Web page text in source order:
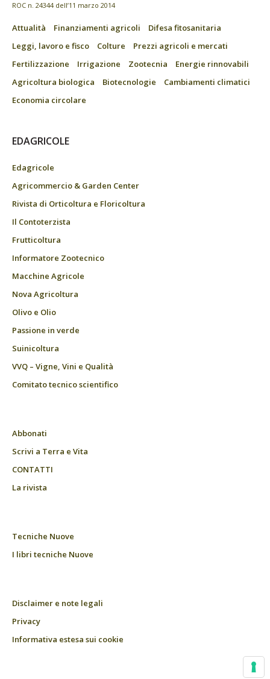
ROC n. 24344 dell’11 marzo 2014
Attualità Finanziamenti agricoli
Difesa fitosanitaria
Leggi, lavoro e fisco
Colture
Prezzi agricoli e mercati
Fertilizzazione
Irrigazione Zootecnia
Energie rinnovabili
Agricoltura biologica
Biotecnologie
Cambiamenti climatici
Economia circolare
EDAGRICOLE
Edagricole
Agricommercio & Garden Center
Rivista di Orticoltura e Floricoltura
Il Contoterzista
Frutticoltura
Informatore Zootecnico
Macchine Agricole
Nova Agricoltura
Olivo e Olio
Passione in verde
Suinicoltura
VVQ – Vigne, Vini e Qualità
Comitato tecnico scientifico
Abbonati
Scrivi a Terra e Vita
CONTATTI
La rivista
Tecniche Nuove
I libri tecniche Nuove
Disclaimer e note legali
Privacy
Informativa estesa sui cookie